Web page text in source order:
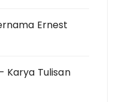
Ernest
Karya Tulisan